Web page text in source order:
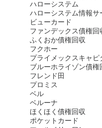
ハローシステム
ハローシステム情報サ
ビューカード
ファンデックス債権回
ふくおか債権回収
フクホー
プライメックスキャピ
ブルーホライゾン債権
フレンド田
プロミス
ベル
ベルーナ
ほくほく債権回収
ポケットカード